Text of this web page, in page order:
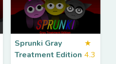
Sprunki Gray
Treatment Edition
★
4.3